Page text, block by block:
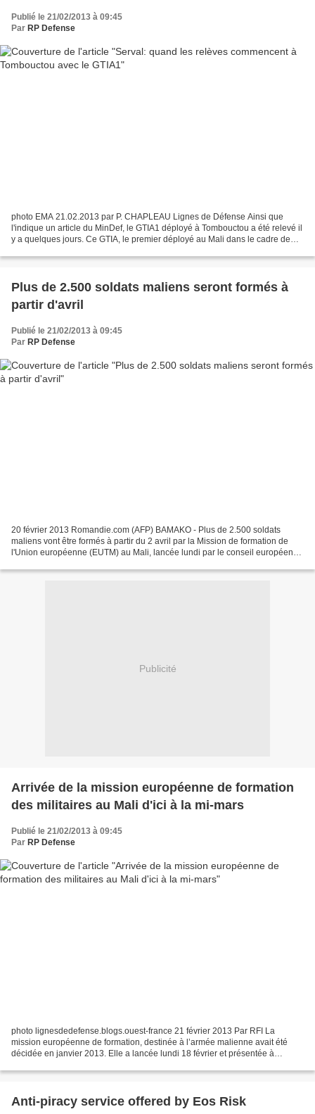
Publié le 21/02/2013 à 09:45
Par RP Defense
photo EMA 21.02.2013 par P. CHAPLEAU Lignes de Défense Ainsi que
l'indique un article du MinDef, le GTIA1 déployé à Tombouctou a été relevé il
y a quelques jours. Ce GTIA, le premier déployé au Mali dans le cadre de
Plus de 2.500 soldats maliens seront formés à
partir d'avril
Publié le 21/02/2013 à 09:45
Par RP Defense
20 février 2013 Romandie.com (AFP) BAMAKO - Plus de 2.500 soldats
maliens vont être formés à partir du 2 avril par la Mission de formation de
l'Union européenne (EUTM) au Mali, lancée lundi par le conseil européen
Publicité
Arrivée de la mission européenne de formation
des militaires au Mali d'ici à la mi-mars
Publié le 21/02/2013 à 09:45
Par RP Defense
photo lignesdedefense.blogs.ouest-france 21 février 2013 Par RFI La
mission européenne de formation, destinée à l’armée malienne avait été
décidée en janvier 2013. Elle a lancée lundi 18 février et présentée à
Anti-piracy service offered by Eos Risk